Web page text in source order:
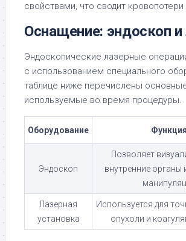
свойствами, что сводит
Оснащение: эндоскоп и
Эндоскопические лазерные
с использованием специального
таблице ниже перечислены
используемые во время процедуры.
Оборудование Функция
Эндоскоп
Позволяет
внутренние органы
Лазерная
установка
Используется для
опухоли и